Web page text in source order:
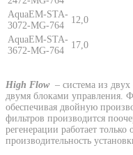
AquaEM-STA-
3072-MG-764
12,0
AquaEM-STA-
3672-MG-764
17,0
High Flow– система из двух
двумя блоками управления.
обеспечивая двойную
фильтров производится
регенерации работает
производительность